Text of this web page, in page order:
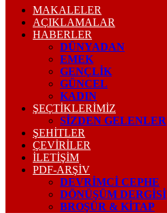
MAKALELER
AÇIKLAMALAR
HABERLER
DÜNYADAN
EMEK
GENÇLİK
GÜNCEL
KADIN
ŞEÇTİKLERİMİZ
SİZDEN GELENLER
ŞEHİTLER
ÇEVİRİLER
İLETİŞİM
PDF-ARŞIV
DEVRIMCI CEPHE
DÖNÜŞÜM DERGISI
BROŞÜR & KİTAP